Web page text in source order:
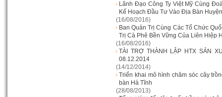
Lãnh Đạo Công Ty Việt Mỹ Cùng
Kế Hoạch Đầu Tư Vào Địa Bàn Huyện
(16/08/2016)
Ban Quản Trị Cùng Các Tổ Chức
Trị Cà Phê Bền Vững Của Liên Hiệp
(16/08/2016)
TÀI TRỢ THÀNH LẬP HTX SẢN
08.12.2014
(14/12/2014)
Triển khai mô hình chăm sóc cây
bàn Hà Tĩnh
(28/08/2013)